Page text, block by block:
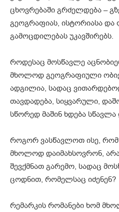
ცხოვრებაში გრძელდება –
გეოგრაფიას, ისტორიასა
გამოცდილებას უკავშირებს.
როდესაც მოსწავლე
მხოლოდ გეოგრაფიული
ადგილია, სადაც
თავდადება, სიყვარული,
სწორედ მაშინ ხდება სწავლა
როგორ ვასწავლოთ ისე,
მხოლოდ დაიმახსოვრონ,
შევქმნათ გარემო, სადაც
ცოდნით, რომელსაც იძენენ?
რემარკის რომანები ხომ